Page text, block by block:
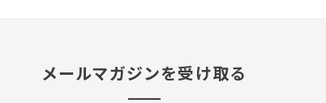
メールマガジンを受け取る